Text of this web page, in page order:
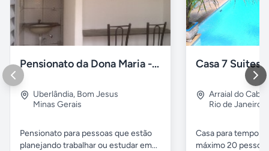
Pensionato da Dona Maria - Uberlândia/MG
Uberlândia, Bom Jesus
Minas Gerais
Pensionato para pessoas que estão
planejando trabalhar ou estudar em...
Arraial do Cabo
Rio de Janeiro
Casa para
máximo 20